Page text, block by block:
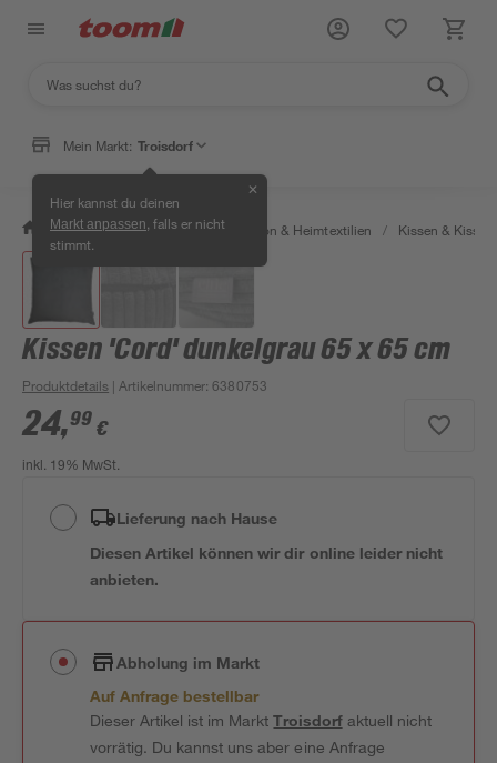
Mein Markt: Troisdorf
Hier kannst du deinen
Markt anpassen , falls er nicht
stimmt.
✕
/ Wohnen & Haushalt / Dekoration & Heimtextilien / Kissen &
Kissen 'Cord' dunkelgrau 65 x 65 cm
Produktdetails | Artikelnummer:6380753
24,99 €
inkl. 19% MwSt.
Lieferung nach Hause
Diesen Artikel können wir dir online leider nicht
anbieten.
Abholung im Markt
Auf Anfrage bestellbar
Dieser Artikel ist im MarktTroisdorfaktuell nicht
vorrätig. Du kannst uns aber eine Anfrage